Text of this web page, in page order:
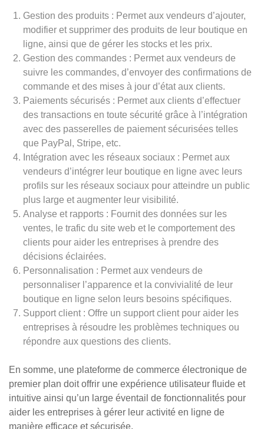
Gestion des produits : Permet aux vendeurs d’ajouter,
modifier et supprimer des produits de leur boutique en
ligne, ainsi que de gérer les stocks et les prix.
Gestion des commandes : Permet aux vendeurs de
suivre les commandes, d’envoyer des confirmations de
commande et des mises à jour d’état aux clients.
Paiements sécurisés : Permet aux clients d’effectuer
des transactions en toute sécurité grâce à l’intégration
avec des passerelles de paiement sécurisées telles
que PayPal, Stripe, etc.
Intégration avec les réseaux sociaux : Permet aux
vendeurs d’intégrer leur boutique en ligne avec leurs
profils sur les réseaux sociaux pour atteindre un public
plus large et augmenter leur visibilité.
Analyse et rapports : Fournit des données sur les
ventes, le trafic du site web et le comportement des
clients pour aider les entreprises à prendre des
décisions éclairées.
Personnalisation : Permet aux vendeurs de
personnaliser l’apparence et la convivialité de leur
boutique en ligne selon leurs besoins spécifiques.
Support client : Offre un support client pour aider les
entreprises à résoudre les problèmes techniques ou
répondre aux questions des clients.
En somme, une plateforme de commerce électronique de
premier plan doit offrir une expérience utilisateur fluide et
intuitive ainsi qu’un large éventail de fonctionnalités pour
aider les entreprises à gérer leur activité en ligne de
manière efficace et sécurisée.